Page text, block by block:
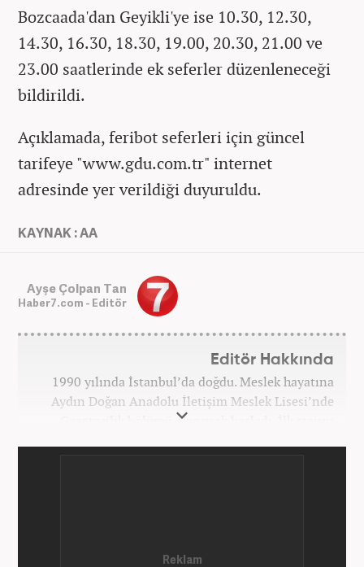
Bozcaada'dan Geyikli'ye ise 10.30, 12.30,
14.30, 16.30, 18.30, 19.00, 20.30, 21.00 ve
23.00 saatlerinde ek seferler düzenleneceği
bildirildi.
Açıklamada, feribot seferleri için güncel
tarifeye "www.gdu.com.tr" internet
adresinde yer verildiği duyuruldu.
KAYNAK : AA
Ayşe Çolpan Tan
Haber7.com - Editör
Editör Hakkında
1990 yılında İstanbul’da doğdu. Meslek hayatına
Aydın Doğan Anadolu İletişim Meslek Lisesi’nde
Gazetecilik bölümü okuyarak başladı. İlk stajını
Haber7.com’da “Gündem Editörü” olarak devam